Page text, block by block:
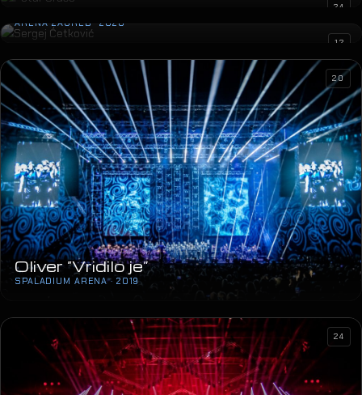
24
Sergej Ćetković
ARENA ZAGREB · 2020
12
Oliver “Vridilo je”
SPALADIUM ARENA · 2019
20
24